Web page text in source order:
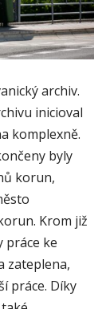
archiv.
inicioval
komplexně.
byly
korun,
Krom již
práce ke
zateplena,
práce. Díky